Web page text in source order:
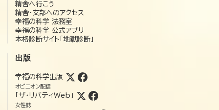
精舎へ行こう
精舎・支部へのアクセス
幸福の科学 法務室
幸福の科学 公式アプリ
本格診断サイト「地獄診断」
出版
幸福の科学出版
オピニオン配信
「ザ・リバティWeb」
女性誌